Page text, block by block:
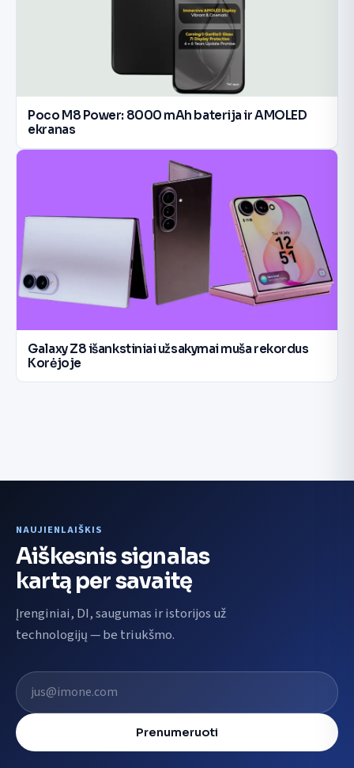
Poco M8 Power: 8000 mAh baterija ir AMOLED
ekranas
Galaxy Z8 išankstiniai užsakymai muša rekordus
Korėjoje
NAUJIENLAIŠKIS
Aiškesnis signalas
kartą per savaitę
Įrenginiai, DI, saugumas ir istorijos už
technologijų — be triukšmo.
El. pašto adresas
Prenumeruoti